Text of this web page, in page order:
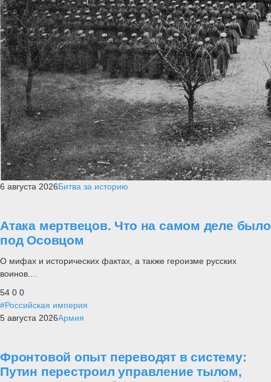
6 августа 2026Битва за историю
Атака мертвецов. Что на самом деле было
под Осовцом
О мифах и исторических фактах, а также героизме русских
воинов....
54 0 0
#Российская империя
5 августа 2026Армия
Фронтовой опыт переводят в систему:
Путин перестроил управление тылом,